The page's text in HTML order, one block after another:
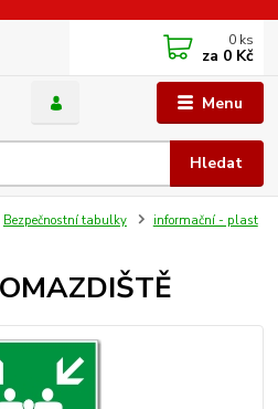
Menu
Hledat
0 ks
za 0 Kč
Bezpečnostní tabulky
informační - plast